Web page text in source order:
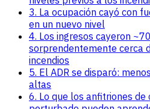
3. La ocupación cayó con
en un nuevo nivel
4. Los ingresos cayeron
sorprendentemente cerca
incendios
5. El ADR se disparó:
altas
6. Lo que los anfitriones de